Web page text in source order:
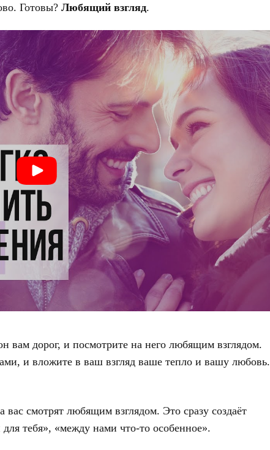
Готовы? Любящий взгляд.
вам дорог, и посмотрите на него любящим взглядом.
и вложите в ваш взгляд ваше тепло и вашу любовь.
вас смотрят любящим взглядом. Это сразу создаёт
тебя», «между нами что-то особенное».